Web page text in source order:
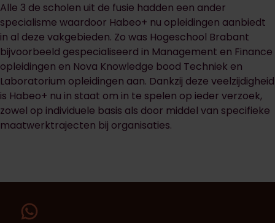
Alle 3 de scholen uit de fusie hadden een ander
specialisme waardoor Habeo+ nu opleidingen aanbiedt
in al deze vakgebieden. Zo was Hogeschool Brabant
bijvoorbeeld gespecialiseerd in Management en Finance
opleidingen en Nova Knowledge bood Techniek en
Laboratorium opleidingen aan. Dankzij deze veelzijdigheid
is Habeo+ nu in staat om in te spelen op ieder verzoek,
zowel op individuele basis als door middel van specifieke
maatwerktrajecten bij organisaties.